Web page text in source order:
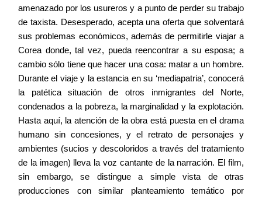
amenazado por los usureros y a punto de perder su trabajo
de taxista. Desesperado, acepta una oferta que solventará
sus problemas económicos, además de permitirle viajar a
Corea donde, tal vez, pueda reencontrar a su esposa; a
cambio sólo tiene que hacer una cosa: matar a un hombre.
Durante el viaje y la estancia en su ‘mediapatria’, conocerá
la patética situación de otros inmigrantes del Norte,
condenados a la pobreza, la marginalidad y la explotación.
Hasta aquí, la atención de la obra está puesta en el drama
humano sin concesiones, y el retrato de personajes y
ambientes (sucios y descoloridos a través del tratamiento
de la imagen) lleva la voz cantante de la narración. El film,
sin embargo, se distingue a simple vista de otras
producciones con similar planteamiento temático por
©2026 COPYRIGHT FLOTHEMES